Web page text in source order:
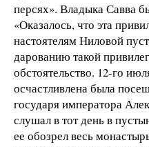
персях». Владыка Савва
«Оказалось, что эта
настоятелям Ниловой
дарованию такой
обстоятельство. 12-го
осчастливлена была
государя императора
слушал в тот день в
ее обозрел весь